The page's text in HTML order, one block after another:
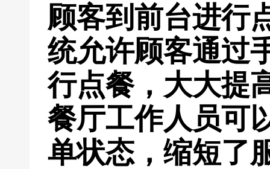
顾客到前台进行
统允许顾客通过
行点餐，大大提
餐厅工作人员可
单状态，缩短了